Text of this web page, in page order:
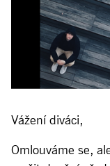
Vážení diváci,
Omlouváme se,